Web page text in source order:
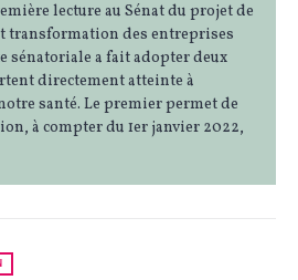
lecture au Sénat du projet de
transformation des entreprises
sénatoriale a fait adopter deux
directement atteinte à
santé. Le premier permet de
à compter du 1er janvier 2022,